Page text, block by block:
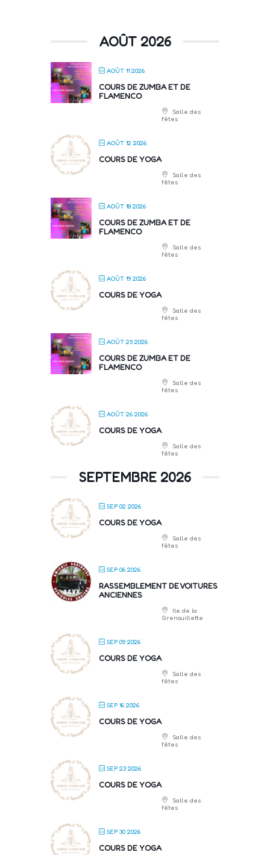
AOÛT 2026
AOÛT 11 2026
COURS DE ZUMBA ET DE
FLAMENCO
Salle des
fêtes
AOÛT 12 2026
COURS DE YOGA
Salle des
fêtes
AOÛT 18 2026
COURS DE ZUMBA ET DE
FLAMENCO
Salle des
fêtes
AOÛT 19 2026
COURS DE YOGA
Salle des
fêtes
AOÛT 25 2026
COURS DE ZUMBA ET DE
FLAMENCO
Salle des
fêtes
AOÛT 26 2026
COURS DE YOGA
Salle des
fêtes
SEPTEMBRE 2026
SEP 02 2026
COURS DE YOGA
Salle des
fêtes
SEP 06 2026
RASSEMBLEMENT DE VOITURES
ANCIENNES
Ile de la
Grenouillette
SEP 09 2026
COURS DE YOGA
Salle des
fêtes
SEP 16 2026
COURS DE YOGA
Salle des
fêtes
SEP 23 2026
COURS DE YOGA
Salle des
fêtes
SEP 30 2026
COURS DE YOGA